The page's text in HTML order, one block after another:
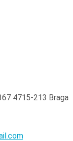
4715-213 Braga